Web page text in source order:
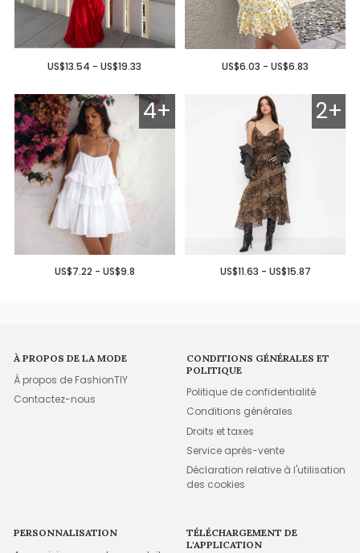
US$13.54 - US$19.33 US$6.03 - US$6.83
4+
US$7.22 - US$9.8
2+
US$11.63 - US$15.87
À PROPOS DE LA MODE
À propos de FashionTIY
Contactez-nous
CONDITIONS GÉNÉRALES ET
POLITIQUE
Politique de confidentialité
Conditions générales
Droits et taxes
Service après-vente
Déclaration relative à l'utilisation
des cookies
PERSONNALISATION
TÉLÉCHARGEMENT DE
L'APPLICATION